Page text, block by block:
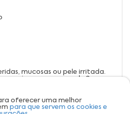
mucosas ou pele irritada.
crianças menores de 2 anos.
de crianças.
fresco e ao abrigo da luz.
ou reação alérgica,
procurar orientação médica.
oferecer uma melhor
para que servem os cookies e